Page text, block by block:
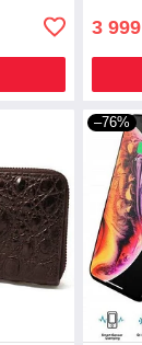
3 999
–76%